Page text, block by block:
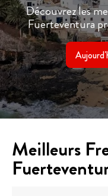
Découvrez les
Fuerteventura
Meilleurs